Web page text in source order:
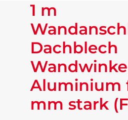
1 m
Dachblech
Aluminium
mm stark